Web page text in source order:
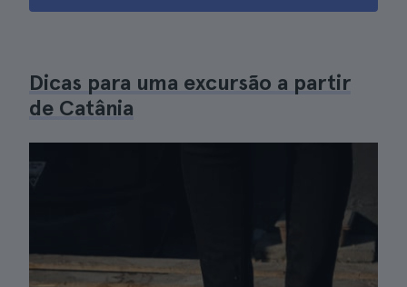
Dicas para uma excursão a partir
de Catânia